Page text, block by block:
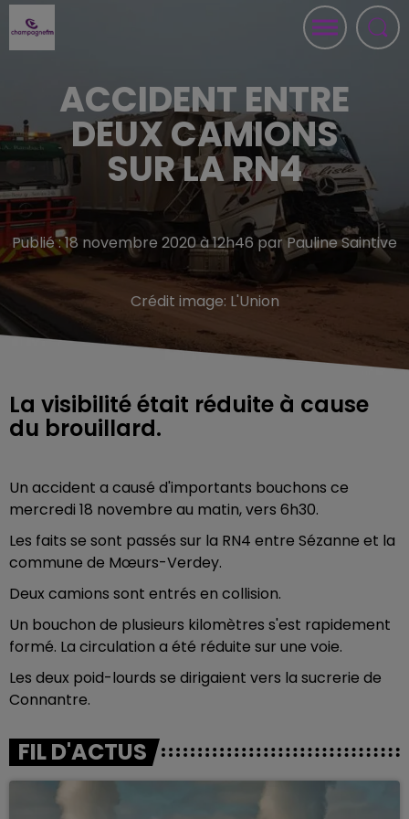
ACCIDENT ENTRE
DEUX CAMIONS
SUR LA RN4
Publié : 18 novembre 2020 à 12h46 par Pauline Saintive
Crédit image: L'Union
La visibilité était réduite à cause
du brouillard.
Un accident a causé d'importants bouchons ce
mercredi 18 novembre au matin, vers 6h30.
Les faits se sont passés sur la RN4 entre Sézanne et la
commune de Mœurs-Verdey.
Deux camions sont entrés en collision.
Un bouchon de plusieurs kilomètres s'est rapidement
formé. La circulation a été réduite sur une voie.
Les deux poid-lourds se dirigaient vers la sucrerie de
Connantre.
FIL D'ACTUS